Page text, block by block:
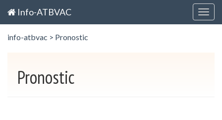
Info-ATBVAC
info-atbvac > Pronostic
Pronostic